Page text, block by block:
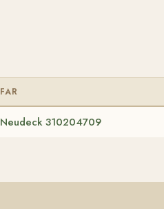
FAR
Neudeck 310204709